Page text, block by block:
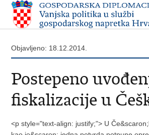
Objavljeno: 18.12.2014.
Postepeno
fiskalizacije u
<p style="text-align: justify;"> U